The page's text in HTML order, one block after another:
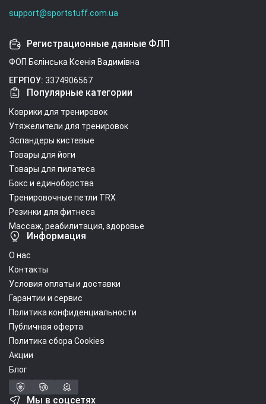
support@sportstuff.com.ua
Регистрационные данные ФЛП
ФОП Бєлінська Ксенія Вадимівна
ЕГРПОУ: 3374906567
Популярные категории
Коврики для тренировок
Утяжелители для тренировок
Эспандеры кистевые
Товары для йоги
Товары для пилатеса
Бокс и единоборства
Тренировочные петли TRX
Резинки для фитнеса
Массаж, реабилитация, здоровье
Информация
О нас
Контакты
Условия оплаты и доставки
Гарантии и сервис
Политика конфиденциальности
Публичная оферта
Политика сбора Cookies
Акции
Блог
Мы в соцсетях